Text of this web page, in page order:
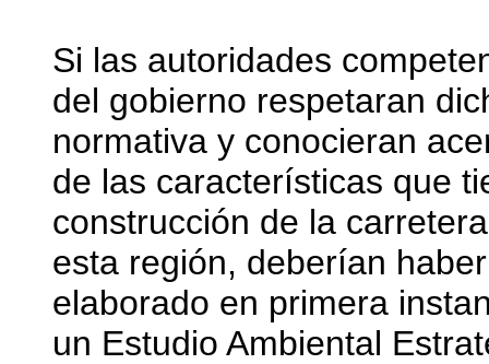
Si las autoridades
del gobierno respetaran
normativa y conocieran
de las características que
construcción de la
esta región, deberían haber
elaborado en primera
un Estudio Ambiental